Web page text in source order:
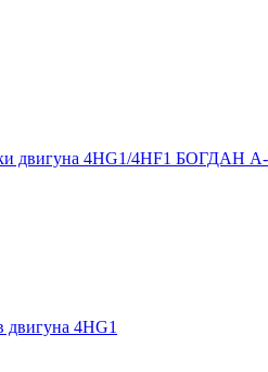
двигуна 4HG1/4HF1 БОГДАН
двигуна 4HG1